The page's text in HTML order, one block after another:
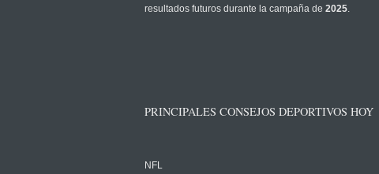
resultados futuros durante la campaña de 2025.
PRINCIPALES CONSEJOS DEPORTIVOS HOY
NFL